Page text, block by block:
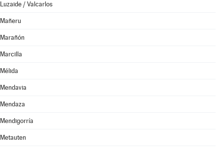
Luzaide / Valcarlos
Mañeru
Marañón
Marcilla
Mélida
Mendavia
Mendaza
Mendigorría
Metauten